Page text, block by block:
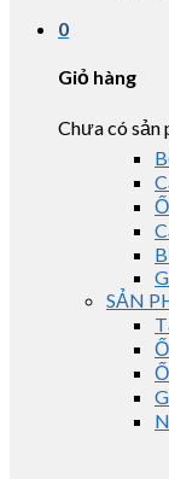
0
Giỏ hàng
Chưa có sản
SẢN